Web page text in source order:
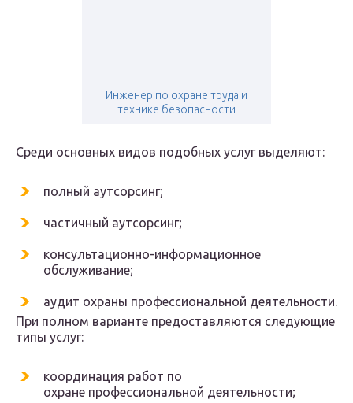
Инженер по охране труда и
технике безопасности
Среди основных видов подобных услуг выделяют:
полный аутсорсинг;
частичный аутсорсинг;
консультационно-информационное
обслуживание;
аудит охраны профессиональной деятельности.
При полном варианте предоставляются следующие
типы услуг:
координация работ по
охране профессиональной деятельности;